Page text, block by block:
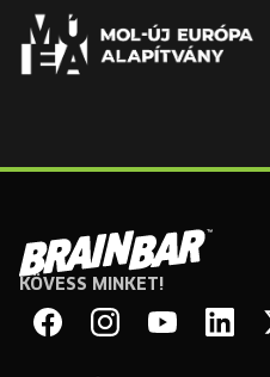
Brain
Bar
KÖVESS MINKET!